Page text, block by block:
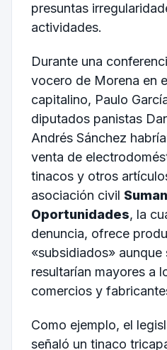
presuntas
actividades.
Durante una
vocero de Morena en
capitalino, Paulo
diputados panistas
Andrés Sánchez
venta de
tinacos y otros
asociación civil
Oportunidades, la
denuncia, ofrece
«subsidiados» aunque
resultarían mayores a
comercios y
Como ejemplo, el
señaló un tinaco